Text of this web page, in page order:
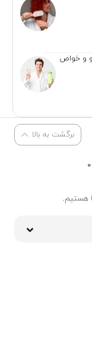
و خواص
برگشت به بالا